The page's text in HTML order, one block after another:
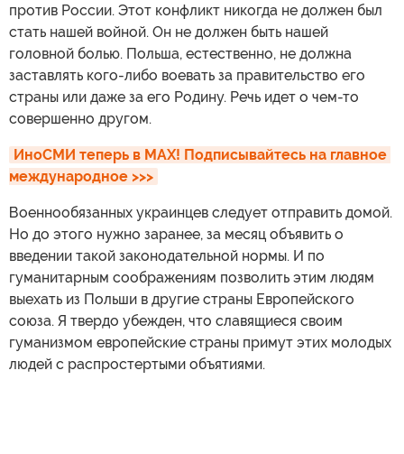
против России. Этот конфликт никогда не должен был
стать нашей войной. Он не должен быть нашей
головной болью. Польша, естественно, не должна
заставлять кого-либо воевать за правительство его
страны или даже за его Родину. Речь идет о чем-то
совершенно другом.
ИноСМИ теперь в MAX! Подписывайтесь на главное
международное >>>
Военнообязанных украинцев следует отправить домой.
Но до этого нужно заранее, за месяц объявить о
введении такой законодательной нормы. И по
гуманитарным соображениям позволить этим людям
выехать из Польши в другие страны Европейского
союза. Я твердо убежден, что славящиеся своим
гуманизмом европейские страны примут этих молодых
людей с распростертыми объятиями.